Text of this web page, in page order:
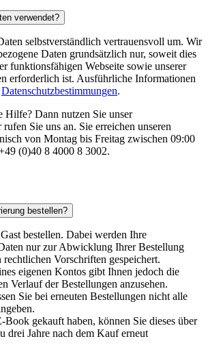
verwendet?
selbstverständlich vertrauensvoll um. Wir
Daten grundsätzlich nur, soweit dies
funktionsfähigen Webseite sowie unserer
erforderlich ist. Ausführliche Informationen
Datenschutzbestimmungen.
Hilfe? Dann nutzen Sie unser
Sie uns an. Sie erreichen unseren
von Montag bis Freitag zwischen 09:00
(0)40 8 4000 8 3002.
bestellen?
bestellen. Dabei werden Ihre
nur zur Abwicklung Ihrer Bestellung
rechtlichen Vorschriften gespeichert.
eigenen Kontos gibt Ihnen jedoch die
Verlauf der Bestellungen anzusehen.
Sie bei erneuten Bestellungen nicht alle
Book gekauft haben, können Sie dieses über
drei Jahre nach dem Kauf erneut